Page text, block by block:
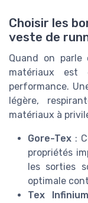
Choisir les
veste de
Quand on
matériaux
performance.
légère,
matériaux à
Gore-Tex :
propriétés
les sorties
optimale
Tex Infinium